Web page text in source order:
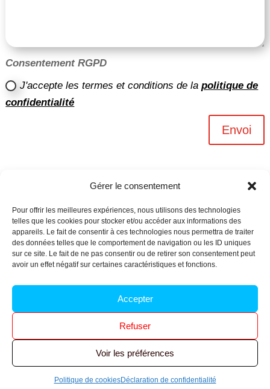
Gérer le consentement
Pour offrir les meilleures expériences, nous utilisons des technologies
telles que les cookies pour stocker et/ou accéder aux informations des
appareils. Le fait de consentir à ces technologies nous permettra de traiter
des données telles que le comportement de navigation ou les ID uniques
sur ce site. Le fait de ne pas consentir ou de retirer son consentement peut
avoir un effet négatif sur certaines caractéristiques et fonctions.
Accepter
Refuser
Voir les préférences
Politique de cookiesDéclaration de confidentialité
Consentement RGPD
J'accepte les termes et conditions de lapolitique de
confidentialité
Envoi
Archives n-6
Politique de confidentialité–
© 2026 FNIC CGT – Tous droits réservés.